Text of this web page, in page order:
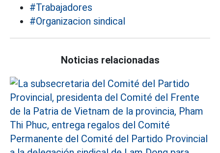
#Trabajadores
#Organizacion sindical
Noticias relacionadas